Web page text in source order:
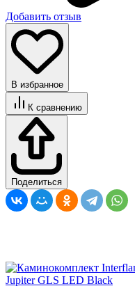
Добавить отзыв
В избранное
К сравнению
Поделиться